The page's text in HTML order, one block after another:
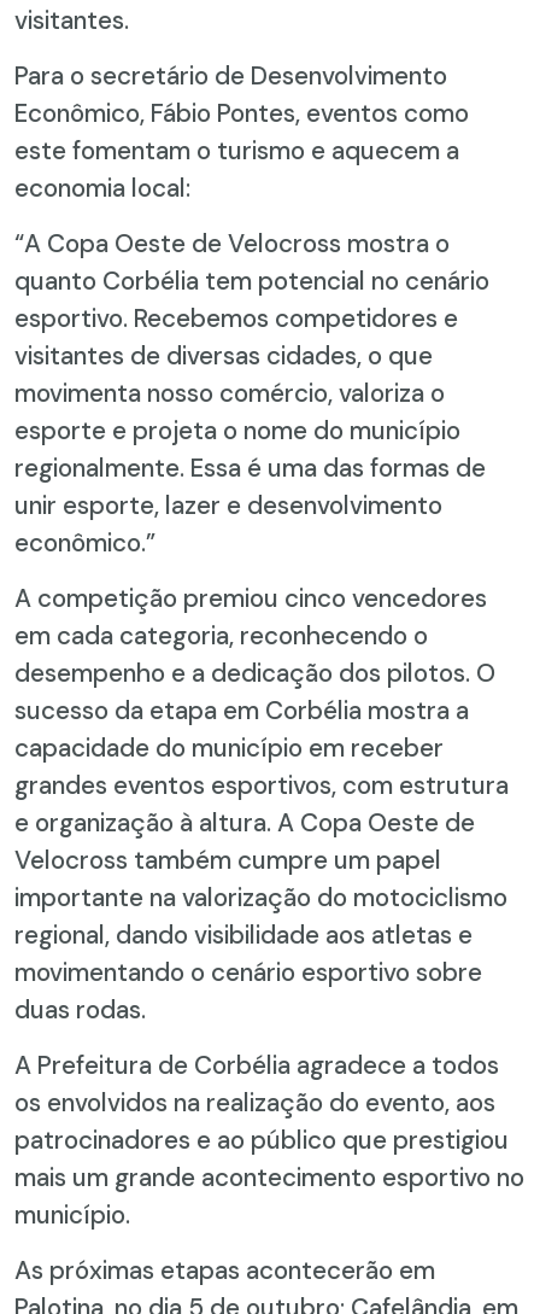
visitantes.
Para o secretário de Desenvolvimento
Econômico, Fábio Pontes, eventos como
este fomentam o turismo e aquecem a
economia local:
“A Copa Oeste de Velocross mostra o
quanto Corbélia tem potencial no cenário
esportivo. Recebemos competidores e
visitantes de diversas cidades, o que
movimenta nosso comércio, valoriza o
esporte e projeta o nome do município
regionalmente. Essa é uma das formas de
unir esporte, lazer e desenvolvimento
econômico.”
A competição premiou cinco vencedores
em cada categoria, reconhecendo o
desempenho e a dedicação dos pilotos. O
sucesso da etapa em Corbélia mostra a
capacidade do município em receber
grandes eventos esportivos, com estrutura
e organização à altura. A Copa Oeste de
Velocross também cumpre um papel
importante na valorização do motociclismo
regional, dando visibilidade aos atletas e
movimentando o cenário esportivo sobre
duas rodas.
A Prefeitura de Corbélia agradece a todos
os envolvidos na realização do evento, aos
patrocinadores e ao público que prestigiou
mais um grande acontecimento esportivo no
município.
As próximas etapas acontecerão em
Palotina, no dia 5 de outubro; Cafelândia, em